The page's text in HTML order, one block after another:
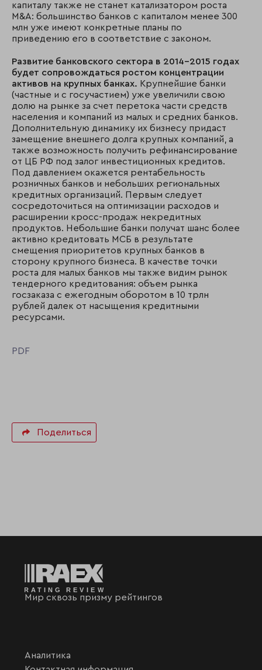
капиталу также не станет катализатором роста
М&A: большинство банков с капиталом менее 300
млн уже имеют конкретные планы по
приведению его в соответствие с законом.
Развитие банковского сектора в 2014–2015 годах
будет сопровождаться ростом концентрации
активов на крупных банках. Крупнейшие банки
(частные и с госучастием) уже увеличили свою
долю на рынке за счет перетока части средств
населения и компаний из малых и средних банков.
Дополнительную динамику их бизнесу придаст
замещение внешнего долга крупных компаний, а
также возможность получить рефинансирование
от ЦБ РФ под залог инвестиционных кредитов.
Под давлением окажется рентабельность
розничных банков и небольших региональных
кредитных организаций. Первым следует
сосредоточиться на оптимизации расходов и
расширении кросс-продаж некредитных
продуктов. Небольшие банки получат шанс более
активно кредитовать МСБ в результате
смещения приоритетов крупных банков в
сторону крупного бизнеса. В качестве точки
роста для малых банков мы также видим рынок
тендерного кредитования: объем рынка
госзаказа с ежегодным оборотом в 10 трлн
рублей далек от насыщения кредитными
ресурсами.
PDF
Поделиться
Мир сквозь призму рейтингов
Аналитика